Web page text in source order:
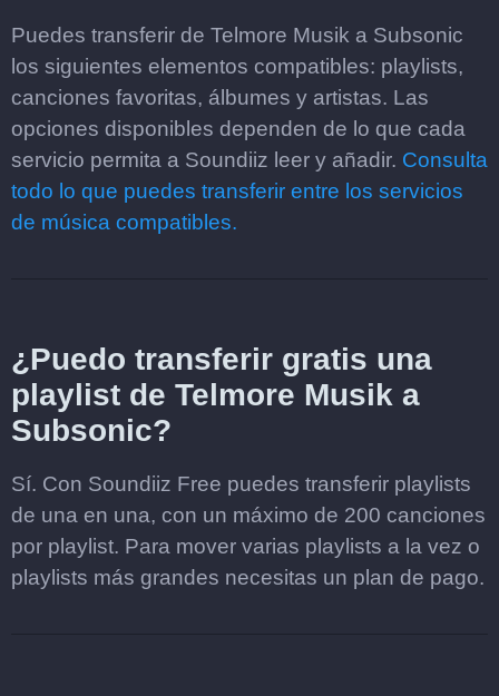
Puedes transferir de Telmore Musik a Subsonic
los siguientes elementos compatibles: playlists,
canciones favoritas, álbumes y artistas. Las
opciones disponibles dependen de lo que cada
servicio permita a Soundiiz leer y añadir. Consulta
todo lo que puedes transferir entre los servicios
de música compatibles.
¿Puedo transferir gratis una
playlist de Telmore Musik a
Subsonic?
Sí. Con Soundiiz Free puedes transferir playlists
de una en una, con un máximo de 200 canciones
por playlist. Para mover varias playlists a la vez o
playlists más grandes necesitas un plan de pago.